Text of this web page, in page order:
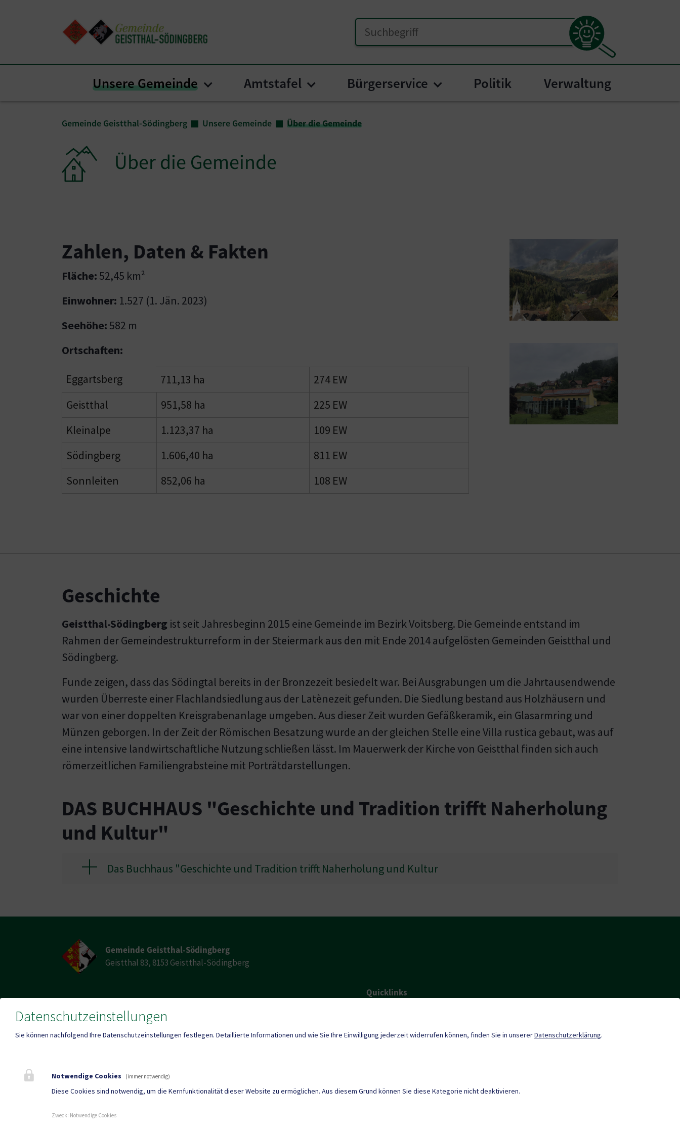
Unsere Gemeinde Submenu for "Unsere Gemeinde"
Amtstafel Submenu for "Amtstafel"
Bürgerservice Submenu for "Bürgerservice"
Politik Verwaltung
Gemeinde Geistthal-Södingberg Unsere Gemeinde Über die Gemeinde
Über die Gemeinde
Zahlen, Daten & Fakten
Fläche: 52,45 km²
Einwohner: 1.527 (1. Jän. 2023)
Seehöhe: 582 m
Ortschaften:
Eggartsberg 711,13 ha
274 EW
Geistthal
951,58 ha
225 EW
Kleinalpe
1.123,37 ha
109 EW
Södingberg
1.606,40 ha
811 EW
Sonnleiten
852,06 ha 108 EW
Geschichte
Geistthal-Södingberg ist seit Jahresbeginn 2015 eine Gemeinde im Bezirk Voitsberg. Die Gemeinde entstand im
Rahmen der Gemeindestrukturreform in der Steiermark aus den mit Ende 2014 aufgelösten Gemeinden Geistthal und
Södingberg.
Funde zeigen, dass das Södingtal bereits in der Bronzezeit besiedelt war. Bei Ausgrabungen um die Jahrtausendwende
wurden Überreste einer Flachlandsiedlung aus der Latènezeit gefunden. Die Siedlung bestand aus Holzhäusern und
war von einer doppelten Kreisgrabenanlage umgeben. Aus dieser Zeit wurden Gefäßkeramik, ein Glasarmring und
Münzen geborgen. In der Zeit der Römischen Besatzung wurde an der gleichen Stelle eine Villa rustica gebaut, was auf
eine intensive landwirtschaftliche Nutzung schließen lässt. Im Mauerwerk der Kirche von Geistthal finden sich auch
römerzeitlichen Familiengrabsteine mit Porträtdarstellungen.
DAS BUCHHAUS "Geschichte und Tradition trifft Naherholung
und Kultur"
Das Buchhaus "Geschichte und Tradition trifft Naherholung und Kultur
Gemeinde Geistthal-Södingberg
Geistthal 83, 8153 Geistthal-Södingberg
Telefon
+43 3149 2204
-
Quicklinks
Neuigkeiten
Termine
Datenschutzeinstellungen
Sie können nachfolgend Ihre Datenschutzeinstellungen festlegen. Detaillierte Informationen und wie Sie Ihre Einwilligung jederzeit widerrufen können, finden Sie in unsererDatenschutzerklärung.
Notwendige Cookies (immer notwendig)
Diese Cookies sind notwendig, um die Kernfunktionalität dieser Website zu ermöglichen. Aus diesem Grund können Sie diese Kategorie nicht deaktivieren.
Zweck: Notwendige Cookies